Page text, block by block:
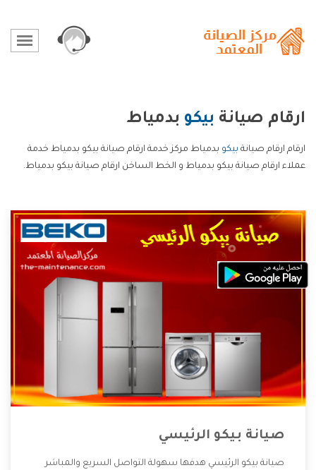
ارقام صيانة بيكو بدمياط
ارقام ارقام صيانة بيكو بدمياط مركز خدمة ارقام صيانة بيكو بدمياط خدمة
عملاء ارقام صيانة بيكو بدمياط و الخط الساخن ارقام صيانة بيكو بدمياط.
صيانة بيكو الرئيسي
صيانة بيكو الرئيسي هدفها سهولة التواصل السريع والمباشر